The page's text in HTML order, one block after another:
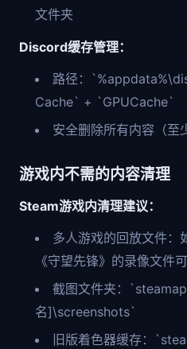
文件夹
Discord缓存管理：
路径：
Cache` + `GPUCache`
安全删除所有内容（至
游戏内不需的内容清理
Steam游戏内清理建议：
多人游戏的回放文件：
《守望先锋》的录像文件
截图文件夹：
名]\screenshots`
旧版着色器缓存：